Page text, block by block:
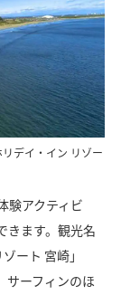
デイ・イン リゾー
験アクティビ
きます。観光名
ート 宮崎」
サーフィンのほ